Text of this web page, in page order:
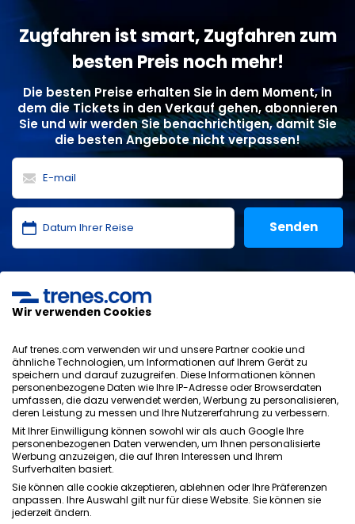
Zugfahren ist smart, Zugfahren zum
besten Preis noch mehr!
Die besten Preise erhalten Sie in dem Moment, in
dem die Tickets in den Verkauf gehen, abonnieren
Sie und wir werden Sie benachrichtigen, damit Sie
die besten Angebote nicht verpassen!
allgemeinen Bedingungen
gelesen und akzeptiere sie.
Datenschutzrichtlinie
AGB
Cookie-Richtlinie
Sicherheitsrichtlinie
Impressum
Wir verwenden Cookies
Auf trenes.com verwenden wir und unsere Partner cookie und
ähnliche Technologien, um Informationen auf Ihrem Gerät zu
speichern und darauf zuzugreifen. Diese Informationen können
personenbezogene Daten wie Ihre IP-Adresse oder Browserdaten
umfassen, die dazu verwendet werden, Werbung zu personalisieren,
deren Leistung zu messen und Ihre Nutzererfahrung zu verbessern.
Mit Ihrer Einwilligung können sowohl wir als auch Google Ihre
personenbezogenen Daten verwenden, um Ihnen personalisierte
Werbung anzuzeigen, die auf Ihren Interessen und Ihrem
Surfverhalten basiert.
Sie können alle cookie akzeptieren, ablehnen oder Ihre Präferenzen
anpassen. Ihre Auswahl gilt nur für diese Website. Sie können sie
jederzeit ändern.